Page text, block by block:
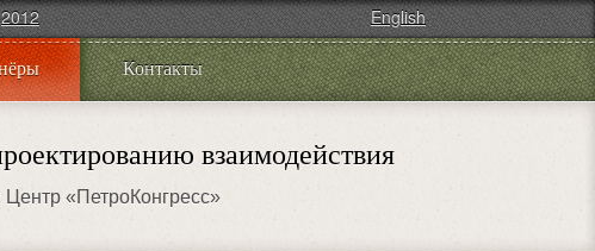
2012 English
Контакты
взаимодействия
Центр «ПетроКонгресс»